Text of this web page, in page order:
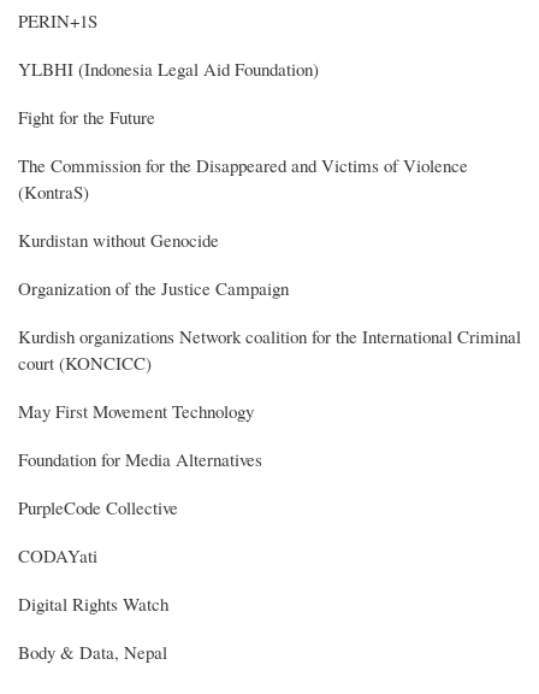
PERIN+1S
YLBHI (Indonesia Legal Aid Foundation)
Fight for the Future
The Commission for the Disappeared and Victims of Violence
(KontraS)
Kurdistan without Genocide
Organization of the Justice Campaign
Kurdish organizations Network coalition for the International Criminal
court (KONCICC)
May First Movement Technology
Foundation for Media Alternatives
PurpleCode Collective
CODAYati
Digital Rights Watch
Body & Data, Nepal